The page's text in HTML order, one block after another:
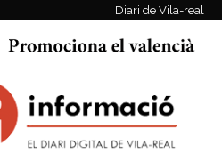
Diari de Vila-real